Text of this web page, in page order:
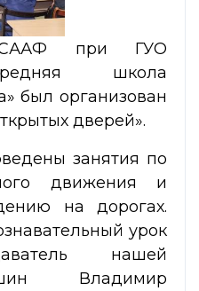
при ГУО
школа
был организован
дверей».
занятия по
движения и
на дорогах.
урок
нашей
Владимир